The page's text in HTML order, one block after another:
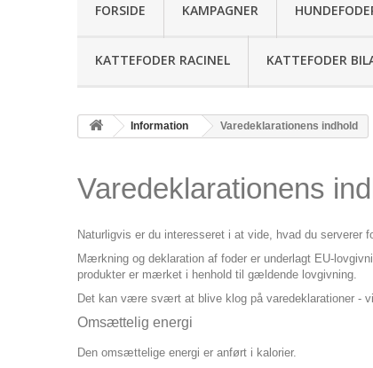
FORSIDE KAMPAGNER
KATTEFODER RACINEL KATTEFODER
Information Varedeklarationens indhold
Varedeklarationens
Naturligvis er du interesseret i at vide, hvad du serverer
Mærkning og deklaration af foder er underlagt EU-
produkter er mærket i henhold til gældende lovgivning.
Det kan være svært at blive klog på varedeklarationer -
Omsættelig energi
Den omsættelige energi er anført i kalorier.